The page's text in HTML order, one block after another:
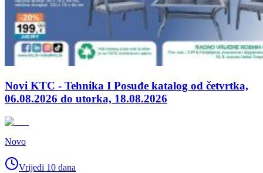
Novi KTC - Tehnika I Posuđe katalog od četvrtka,
06.08.2026 do utorka, 18.08.2026
Novo
Vrijedi 10 dana